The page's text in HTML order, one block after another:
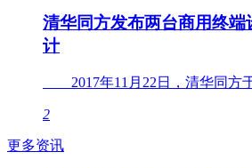
清华同方发布两台商用终端
计
2017年11月22日，清华同方
2
更多资讯